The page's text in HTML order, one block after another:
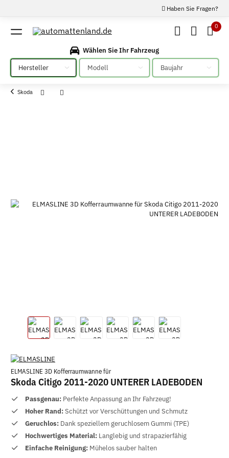
Haben Sie Fragen?
0
Wählen Sie Ihr Fahrzeug
Bitte auswählen
Bitte auswählen Bitte auswählen
Skoda
ELMASLINE 3D Kofferraumwanne für
Skoda Citigo 2011-2020 UNTERER LADEBODEN
Passgenau: Perfekte Anpassung an Ihr Fahrzeug!
Hoher Rand:Schützt vor Verschüttungen und Schmutz
Geruchlos: Dank speziellem geruchlosem Gummi (TPE)
Hochwertiges Material: Langlebig und strapazierfähig
Einfache Reinigung: Mühelos sauber halten